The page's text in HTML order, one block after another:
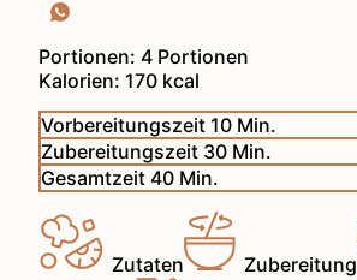
Portionen:4 Portionen
Kalorien: 170 kcal
Vorbereitungszeit 10Minuten
Min.
Zubereitungszeit 30Minuten
Min.
Gesamtzeit40Minuten
Min.
Zutaten Zubereitung